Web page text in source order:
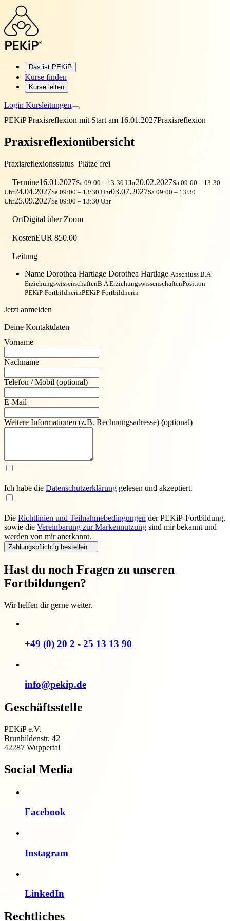
Das ist PEKiP
Kurse finden
Kurse leiten
Login Kursleitungen
PEKiP Praxisreflexion mit Start am 16.01.2027Praxisreflexion
Praxisreflexionübersicht
Praxisreflexionsstatus Plätze frei
Termine16.01.2027Sa 09:00 – 13:30 Uhr20.02.2027Sa 09:00 – 13:30
Uhr24.04.2027Sa 09:00 – 13:30 Uhr03.07.2027Sa 09:00 – 13:30
Uhr25.09.2027Sa 09:00 – 13:30 Uhr
OrtDigital über Zoom
KostenEUR 850.00
Leitung
Name Dorothea Hartlage Dorothea Hartlage Abschluss B.A
ErziehungswissenschaftenB.A ErziehungswissenschaftenPosition
PEKiP-FortbildnerinPEKiP-Fortbildnerin
Jetzt anmelden
Deine Kontaktdaten
Vorname
Nachname
Telefon / Mobil (optional)
E-Mail
Weitere Informationen (z.B. Rechnungsadresse) (optional)
Ich habe die Daten­schutz­erklärung gelesen und akzeptiert.
Die Richtlinien und Teilnahmebedingungen der PEKiP-Fortbildung,
sowie die Vereinbarung zur Markennutzung sind mir bekannt und
werden von mir anerkannt.
Zahlungspflichtig bestellen
Hast du noch Fragen zu unseren
Fortbildungen?
Wir helfen dir gerne weiter.
+49 (0) 20 2 - 25 13 13 90
info@pekip.de
Geschäftsstelle
PEKiP e.V.
Brunhildenstr. 42
42287 Wuppertal
Social Media
Facebook
Instagram
LinkedIn
Rechtliches